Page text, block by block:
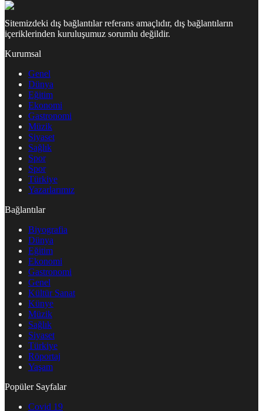
Sitemizdeki dış bağlantılar referans amaçlıdır, dış bağlantıların
içeriklerinden kuruluşumuz sorumlu değildir.
Kurumsal
Genel
Dünya
Eğitim
Ekonomi
Gastronomi
Müzik
Siyaset
Sağlık
Spor
Spor
Türkiye
Yazarlarımız
Bağlantılar
Biyografia
Dünya
Eğitim
Ekonomi
Gastronomi
Genel
Kültür Sanat
Künye
Müzik
Sağlık
Siyaset
Türkiye
Röportaj
Yaşam
Popüler Sayfalar
Covid 19